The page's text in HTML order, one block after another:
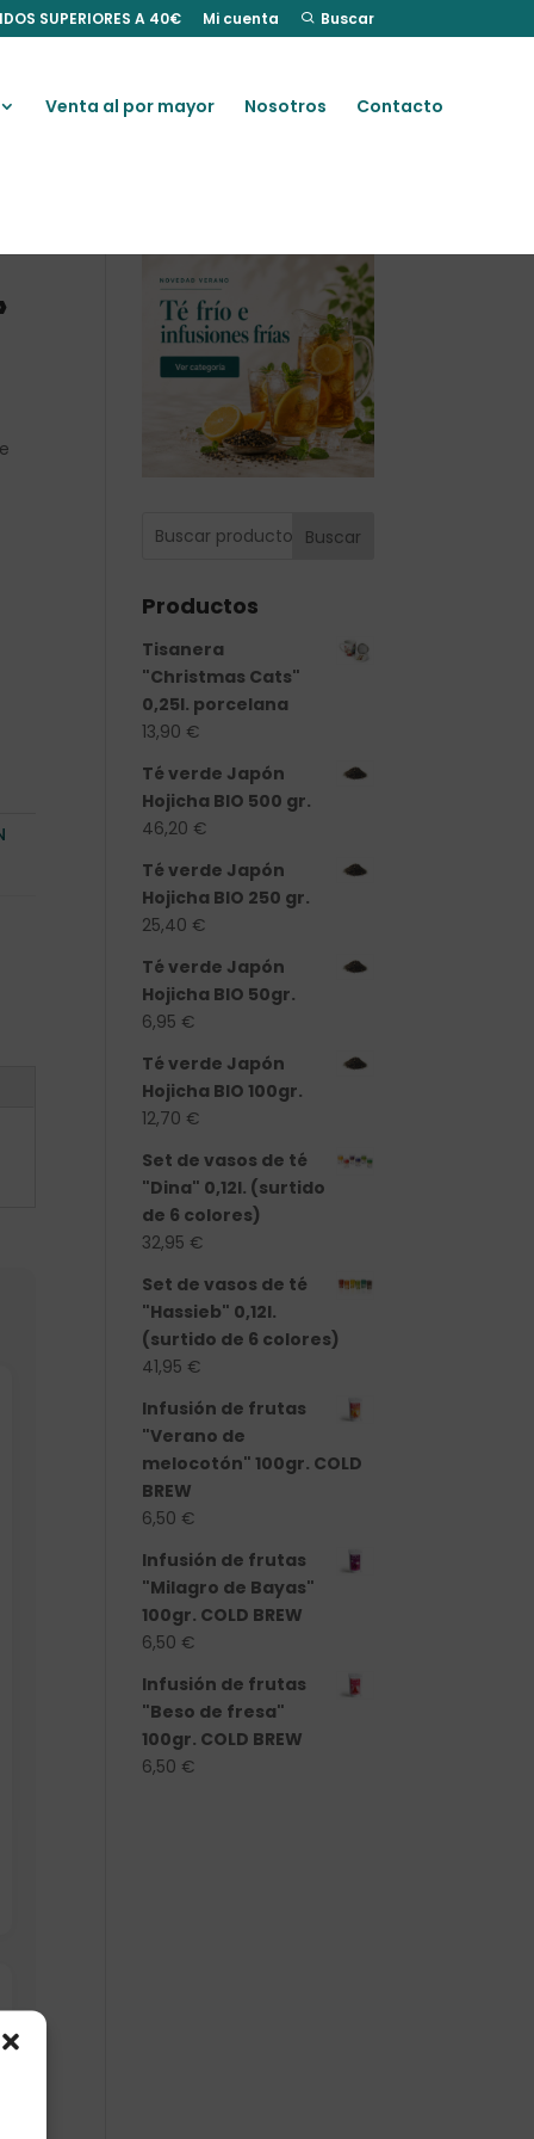
SUPERIORES A 40€ Mi cuenta Buscar
Venta al por mayor Nosotros Contacto
Buscar
Productos
Tisanera
"Christmas Cats"
0,25l. porcelana
13,90 €
Té verde Japón
Hojicha BIO 500 gr.
46,20 €
Té verde Japón
Hojicha BIO 250 gr.
25,40 €
Té verde Japón
Hojicha BIO 50gr.
6,95 €
Té verde Japón
Hojicha BIO 100gr.
12,70 €
Set de vasos de té
"Dina" 0,12l. (surtido
de 6 colores)
32,95 €
Set de vasos de té
"Hassieb" 0,12l.
(surtido de 6 colores)
41,95 €
Infusión de frutas
"Verano de
melocotón" 100gr. COLD
BREW
6,50 €
Infusión de frutas
"Milagro de Bayas"
100gr. COLD BREW
6,50 €
Infusión de frutas
"Beso de fresa"
100gr. COLD BREW
6,50 €